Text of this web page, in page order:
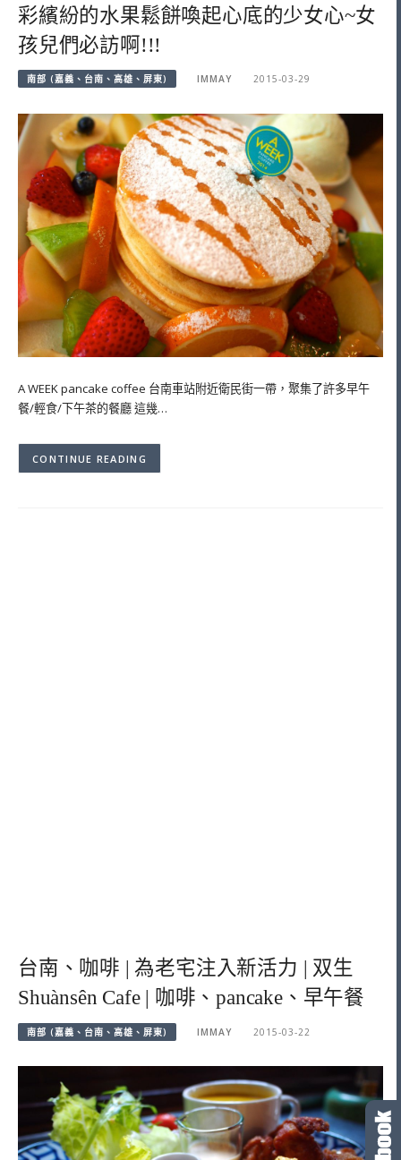
彩繽紛的水果鬆餅喚起心底的少女心~女
孩兒們必訪啊!!!
南部 (嘉義、台南、高雄、屏東) IMMAY 2015-03-29
A WEEK pancake coffee 台南車站附近衛民街一帶，聚集了許多早午
餐/輕食/下午茶的餐廳 這幾…
CONTINUE READING
台南、咖啡 | 為老宅注入新活力 | 双生
Shuànsên Cafe | 咖啡、pancake、早午餐
南部 (嘉義、台南、高雄、屏東) IMMAY 2015-03-22